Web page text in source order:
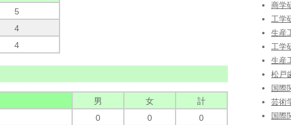
5
4
4
男 女 計
0 0
0
商学
工学
生産
工学
生産
松戸
国際
芸術
国際